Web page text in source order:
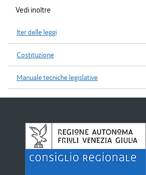
Vedi inoltre
Iter delle leggi
Costituzione
Manuale tecniche legislative